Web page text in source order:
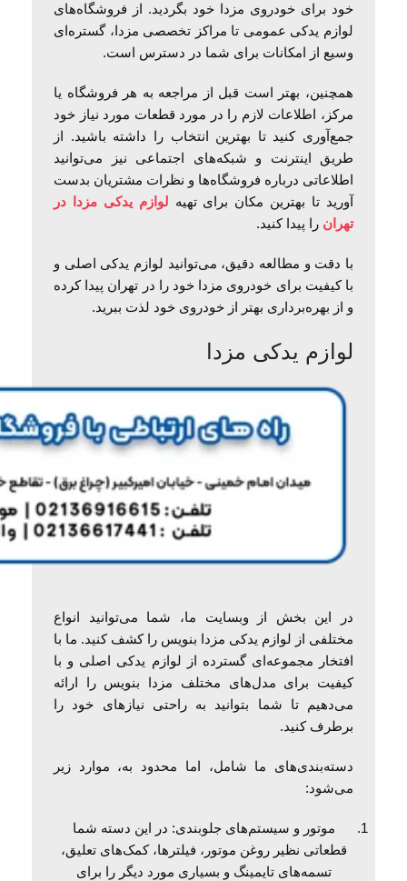
خود برای خودروی مزدا خود بگردید. از فروشگاه‌های
لوازم یدکی عمومی تا مراکز تخصصی مزدا، گستره‌ای
وسیع از امکانات برای شما در دسترس است.
همچنین، بهتر است قبل از مراجعه به هر فروشگاه یا
مرکز، اطلاعات لازم را در مورد قطعات مورد نیاز خود
جمع‌آوری کنید تا بهترین انتخاب را داشته باشید. از
طریق اینترنت و شبکه‌های اجتماعی نیز می‌توانید
اطلاعاتی درباره فروشگاه‌ها و نظرات مشتریان بدست
آورید تا بهترین مکان برای تهیه لوازم یدکی مزدا در
تهران را پیدا کنید.
با دقت و مطالعه دقیق، می‌توانید لوازم یدکی اصلی و
با کیفیت برای خودروی مزدا خود را در تهران پیدا کرده
و از بهره‌برداری بهتر از خودروی خود لذت ببرید.
لوازم یدکی مزدا
در این بخش از وبسایت ما، شما می‌توانید انواع
مختلفی از لوازم یدکی مزدا بنویس را کشف کنید. ما با
افتخار مجموعه‌ای گسترده از لوازم یدکی اصلی و با
کیفیت برای مدل‌های مختلف مزدا بنویس را ارائه
می‌دهیم تا شما بتوانید به راحتی نیازهای خود را
برطرف کنید.
دسته‌بندی‌های ما شامل، اما محدود به، موارد زیر
می‌شود:
موتور و سیستم‌های جلوبندی: در این دسته شما
قطعاتی نظیر روغن موتور، فیلترها، کمک‌های تعلیق،
تسمه‌های تایمینگ و بسیاری مورد دیگر را برای